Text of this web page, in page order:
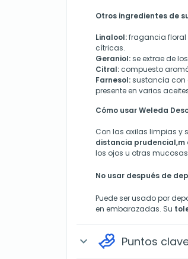
Otros ingredientes de
Linalool:fragancia floral
cítricas.
Geraniol:se extrae de
Citral: compuesto
Farnesol:sustancia con
presente en varios
Cómo usar Weleda
Con las axilas limpias y
distancia prudencial,m
los ojos u otras
No usar después de
Puede ser usado por
en embarazadas. Su
expand_more Puntos